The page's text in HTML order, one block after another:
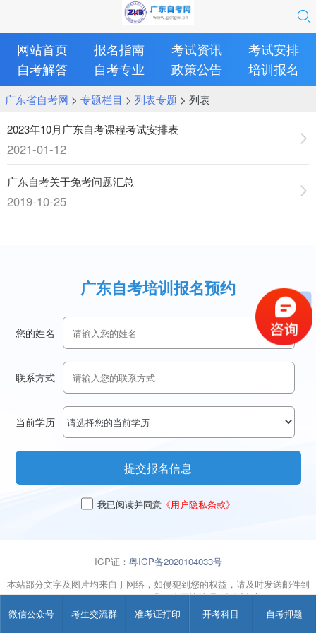
微信公众号 考生交流群 准考证打印 开考科目 自考押题
网站首页 报名指南 考试资讯
考试安排
自考解答
自考专业 政策公告 培训报名
广东省自考网 > 专题栏目 > 列表专题 > 列表
2023年10月广东自考课程考试安排表
2021-01-12
广东自考关于免考问题汇总
2019-10-25
广东自考培训报名预约
您的姓名
联系方式
当前学历
提交报名信息
我已阅读并同意 《用户隐私条款》
ICP证： 粤ICP备2020104033号
本站部分文字及图片均来自于网络，如侵犯到您的权益，请及时发送邮件到
2667645833@qq.com，我们会尽快处理投诉中心
粤公网安备44010602008661号